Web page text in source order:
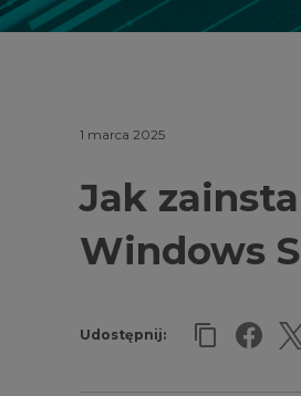
1 marca 2025
Jak
Windows
Udostępnij: